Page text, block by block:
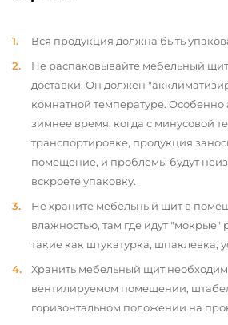
Вся продукция должна быть
Не распаковывайте мебельный щит
доставки. Он должен
комнатной температуре. Особенно
зимнее время, когда с минусовой
транспортировке, продукция
помещение, и проблемы будут
вскроете упаковку.
Не храните мебельный щит в
влажностью, там где идут "мокрые"
такие как штукатурка, шпаклевка,
Хранить мебельный щит
вентилируемом помещении,
горизонтальном положении на